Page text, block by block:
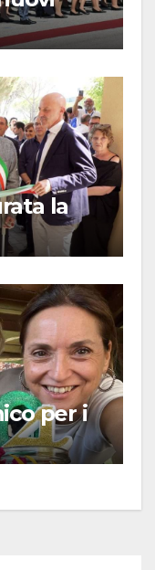
la
per i